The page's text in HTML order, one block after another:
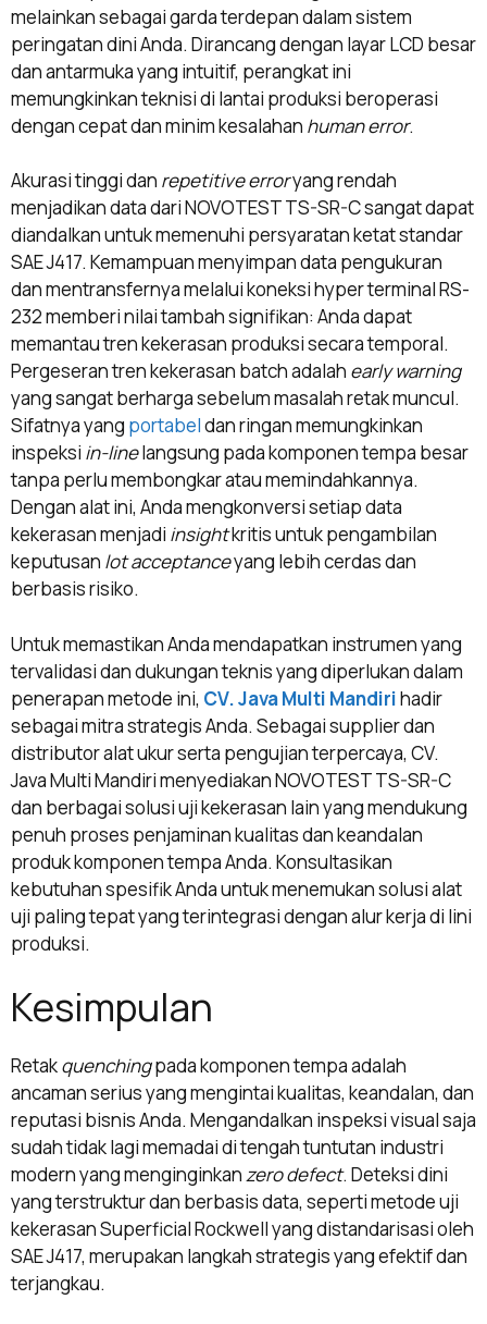
melainkan sebagai garda terdepan dalam sistem
peringatan dini Anda. Dirancang dengan layar LCD besar
dan antarmuka yang intuitif, perangkat ini
memungkinkan teknisi di lantai produksi beroperasi
dengan cepat dan minim kesalahan human error.
Akurasi tinggi dan repetitive erroryang rendah
menjadikan data dari NOVOTEST TS-SR-C sangat dapat
diandalkan untuk memenuhi persyaratan ketat standar
SAE J417. Kemampuan menyimpan data pengukuran
dan mentransfernya melalui koneksi hyper terminal RS-
232 memberi nilai tambah signifikan: Anda dapat
memantau tren kekerasan produksi secara temporal.
Pergeseran tren kekerasan batch adalah early warning
yang sangat berharga sebelum masalah retak muncul.
Sifatnya yang portabeldan ringan memungkinkan
inspeksi in-linelangsung pada komponen tempa besar
tanpa perlu membongkar atau memindahkannya.
Dengan alat ini, Anda mengkonversi setiap data
kekerasan menjadi insightkritis untuk pengambilan
keputusan lot acceptanceyang lebih cerdas dan
berbasis risiko.
Untuk memastikan Anda mendapatkan instrumen yang
tervalidasi dan dukungan teknis yang diperlukan dalam
penerapan metode ini, CV. Java Multi Mandirihadir
sebagai mitra strategis Anda. Sebagai supplier dan
distributor alat ukur serta pengujian terpercaya, CV.
Java Multi Mandiri menyediakan NOVOTEST TS-SR-C
dan berbagai solusi uji kekerasan lain yang mendukung
penuh proses penjaminan kualitas dan keandalan
produk komponen tempa Anda. Konsultasikan
kebutuhan spesifik Anda untuk menemukan solusi alat
uji paling tepat yang terintegrasi dengan alur kerja di lini
produksi.
Kesimpulan
Retakquenchingpada komponen tempa adalah
ancaman serius yang mengintai kualitas, keandalan, dan
reputasi bisnis Anda. Mengandalkan inspeksi visual saja
sudah tidak lagi memadai di tengah tuntutan industri
modern yang menginginkanzero defect. Deteksi dini
yang terstruktur dan berbasis data, seperti metode uji
kekerasan Superficial Rockwell yang distandarisasi oleh
SAE J417, merupakan langkah strategis yang efektif dan
terjangkau.